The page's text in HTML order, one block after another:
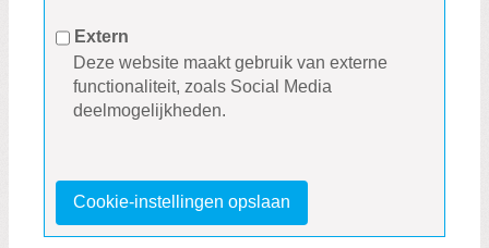
Extern
Deze website maakt gebruik van externe
functionaliteit, zoals Social Media
deelmogelijkheden.
Cookie-instellingen opslaan